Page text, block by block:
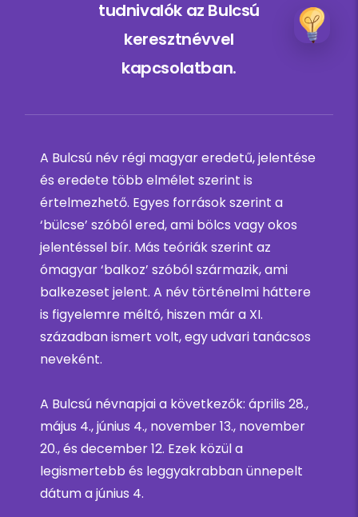
tudnivalók az Bulcsú
keresztnévvel
kapcsolatban.
A Bulcsú név régi magyar eredetű, jelentése
és eredete több elmélet szerint is
értelmezhető. Egyes források szerint a
‘bülcse’ szóból ered, ami bölcs vagy okos
jelentéssel bír. Más teóriák szerint az
ómagyar ‘balkoz’ szóból származik, ami
balkezeset jelent. A név történelmi háttere
is figyelemre méltó, hiszen már a XI.
században ismert volt, egy udvari tanácsos
neveként.
A Bulcsú névnapjai a következők: április 28.,
május 4., június 4., november 13., november
20., és december 12. Ezek közül a
legismertebb és leggyakrabban ünnepelt
dátum a június 4.